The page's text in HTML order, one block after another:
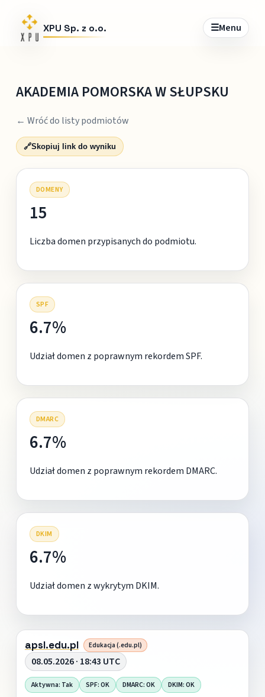
XPU Sp. z o.o. ☰Menu
AKADEMIA POMORSKA W SŁUPSKU
← Wróć do listy podmiotów
🔗Skopiuj link do wyniku
DOMENY
15
Liczba domen przypisanych do podmiotu.
SPF
6.7%
Udział domen z poprawnym rekordem SPF.
DMARC
6.7%
Udział domen z poprawnym rekordem DMARC.
DKIM
6.7%
Udział domen z wykrytym DKIM.
apsl.edu.pl Edukacja (.edu.pl)
08.05.2026 · 18:43 UTC
Aktywna: Tak SPF: OK DMARC: OK DKIM: OK